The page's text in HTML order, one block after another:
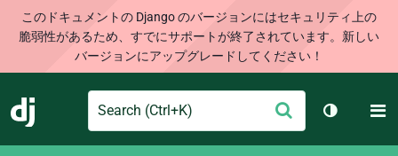
このドキュメントの Django のバージョンにはセキュリティ上の
脆弱性があるため、すでにサポートが終了されています。新しい
バージョンにアップグレードしてください！
Django
Search
信
テーマを